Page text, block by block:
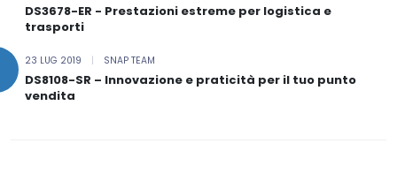
DS3678-ER - Prestazioni estreme per logistica e
trasporti
23 LUG 2019 | SNAP TEAM
DS8108-SR – Innovazione e praticità per il tuo punto
vendita